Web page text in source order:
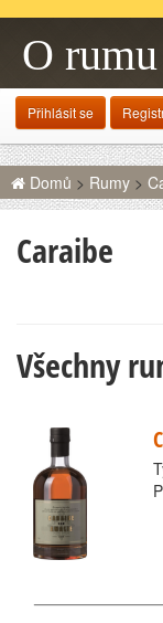
O rumu
Přihlásit se
Domů > Rumy >
Caraibe
Všechny